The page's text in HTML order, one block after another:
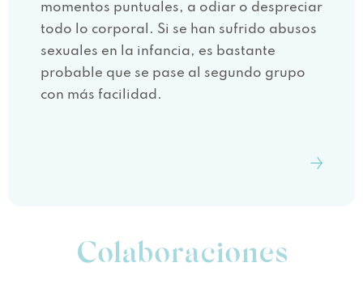
momentos puntuales, a odiar o despreciar
todo lo corporal. Si se han sufrido abusos
sexuales en la infancia, es bastante
probable que se pase al segundo grupo
con más facilidad.
Colaboraciones